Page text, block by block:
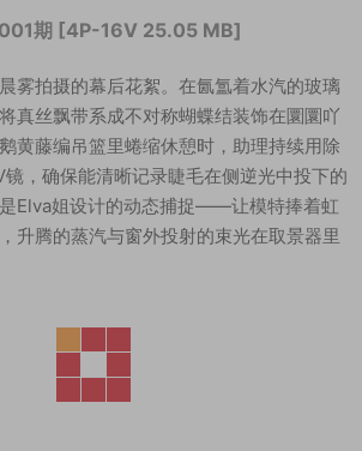
001期 [4P-16V 25.05 MB]
雾拍摄的幕后花絮。在氤氲着水汽的玻璃
真丝飘带系成不对称蝴蝶结装饰在圜圜吖
黄藤编吊篮里蜷缩休憩时，助理持续用除
，确保能清晰记录睫毛在侧逆光中投下的
Elva姐设计的动态捕捉——让模特捧着虹
升腾的蒸汽与窗外投射的束光在取景器里